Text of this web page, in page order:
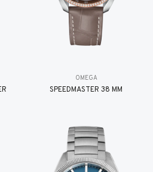
OMEGA
SPEEDMASTER 38 MM